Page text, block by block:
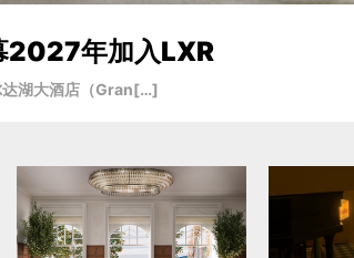
2027年加入LXR
湖大酒店（Gran[…]